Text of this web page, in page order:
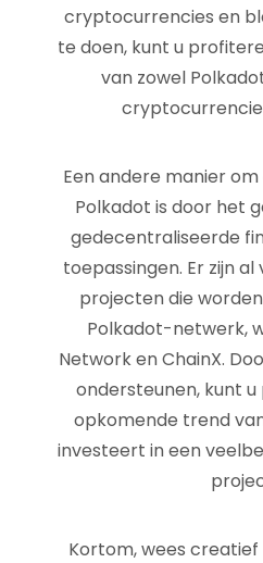
cryptocurrencies en
te doen, kunt u
van zowel
Een andere manier
Polkadot is door het
gedecentraliseerde
toepassingen. Er zijn
projecten die
Polkadot-netwerk,
Network en ChainX.
ondersteunen, kunt
opkomende trend
investeert in een
Kortom, wees